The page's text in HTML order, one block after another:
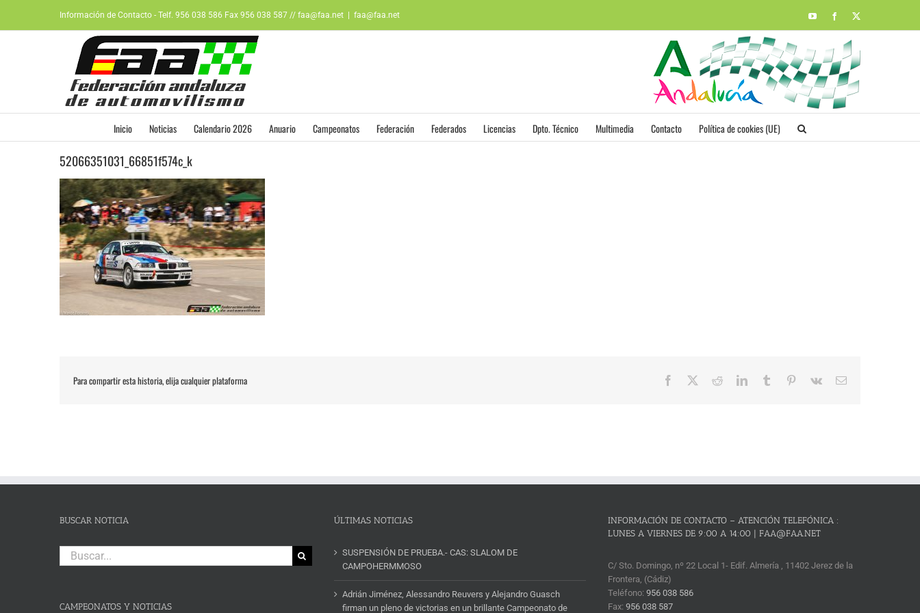
contenido
Información de Contacto - Telf. 956 038 586 Fax 956 038 587 // faa@faa.net faa@faa.net YouTubeFacebook
Inicio Noticias Calendario 2026 Anuario Campeonatos Federación Federados Licencias Dpto. Técnico Multimedia Contacto Política de cookies (UE)
52066351031_66851f574c_k
Para compartir esta historia, elija cualquier plataforma Facebook RedditLinkedInTumblr Pinterest
Vk
Correo
BUSCAR NOTICIA
Buscar:
CAMPEONATOS Y NOTICIAS
ÚLTIMAS NOTICIAS
SUSPENSIÓN DE PRUEBA.- CAS: SLALOM DE
CAMPOHERMMOSO
Adrián Jiménez, Alessandro Reuvers y Alejandro Guasch
firman un pleno de victorias en un brillante Campeonato de
INFORMACIÓN DE CONTACTO – ATENCIÓN TELEFÓNICA :
LUNES A VIERNES DE 9:00 A 14:00 | FAA@FAA.NET
C/ Sto. Domingo, nº 22 Local 1- Edif. Almería , 11402 Jerez de la
Frontera, (Cádiz)
Teléfono:956 038 586
Fax:956 038 587